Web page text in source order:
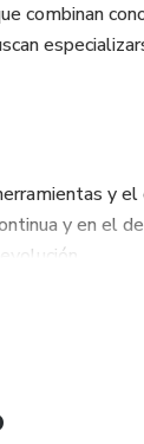
combinan
y el
y en el